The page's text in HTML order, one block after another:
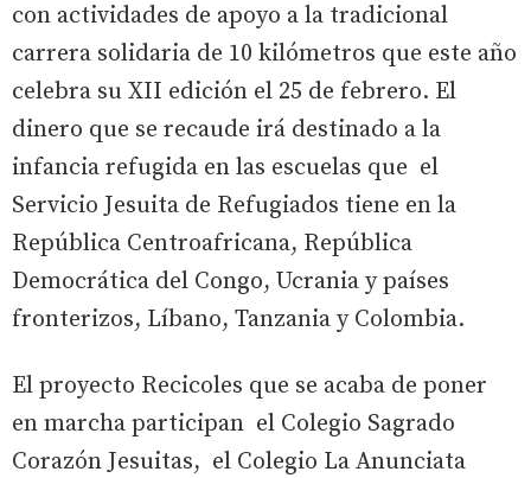
con actividades de apoyo a la tradicional
carrera solidaria de 10 kilómetros que este año
celebra su XII edición el 25 de febrero. El
dinero que se recaude irá destinado a la
infancia refugida en las escuelas que el
Servicio Jesuita de Refugiados tiene en la
República Centroafricana, República
Democrática del Congo, Ucrania y países
fronterizos, Líbano, Tanzania y Colombia.
El proyecto Recicoles que se acaba de poner
en marcha participan el Colegio Sagrado
Corazón Jesuitas, el Colegio La Anunciata